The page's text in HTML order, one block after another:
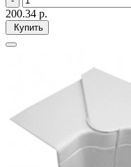
200.34 р.
Купить